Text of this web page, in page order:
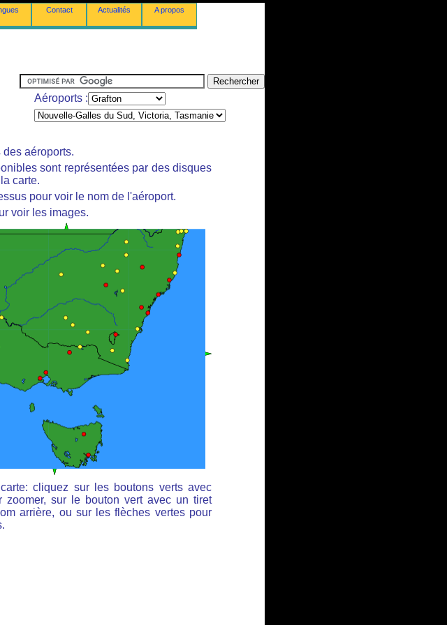
Contact Actualités A propos
Aéroports :
aéroports.
sont représentées par des disques
carte.
pour voir le nom de l'aéroport.
voir les images.
cliquez sur les boutons verts avec
zoomer, sur le bouton vert avec un tiret
arrière, ou sur les flèches vertes pour